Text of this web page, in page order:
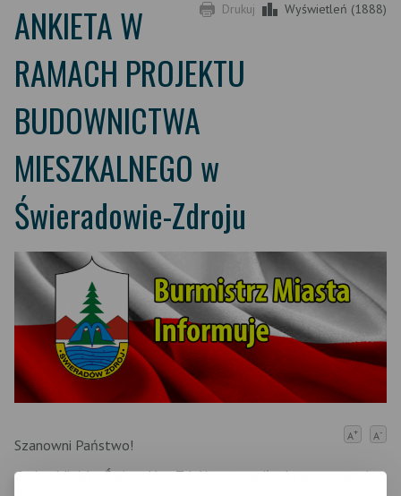
Drukuj Wyświetleń (1888)
ANKIETA W
RAMACH PROJEKTU
BUDOWNICTWA
MIESZKALNEGO w
Świeradowie-Zdroju
A+ A-
Szanowni Państwo!
Gmina Miejska Świeradów-Zdrój przystąpiła do opracowania